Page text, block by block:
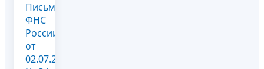
Письмо
ФНС
России
от
02.07.2013